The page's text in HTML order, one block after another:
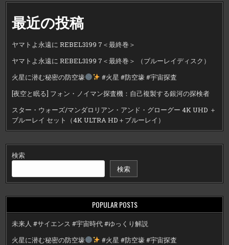
最近の投稿
ヤマトよ永遠に REBEL3199 7＜最終巻＞
ヤマトよ永遠に REBEL3199 7＜最終巻＞ （ブルーレイディスク）
火星に潜む秘密の防空壕
#火星 #防空壕 #宇宙探査
[夜空と眠る] フォン・ノイマン探査機：自己複製する銀河の探検者
スター・ウォーズ/マンダロリアン・アンド・グローグー 4K UHD ＋
ブルーレイ セット（4K ULTRA HD＋ブルーレイ）
検索
検索
POPULAR POSTS
未来人 #サイエンス #宇宙時代 #ゆっくり解説
火星に潜む秘密の防空壕
#火星 #防空壕 #宇宙探査